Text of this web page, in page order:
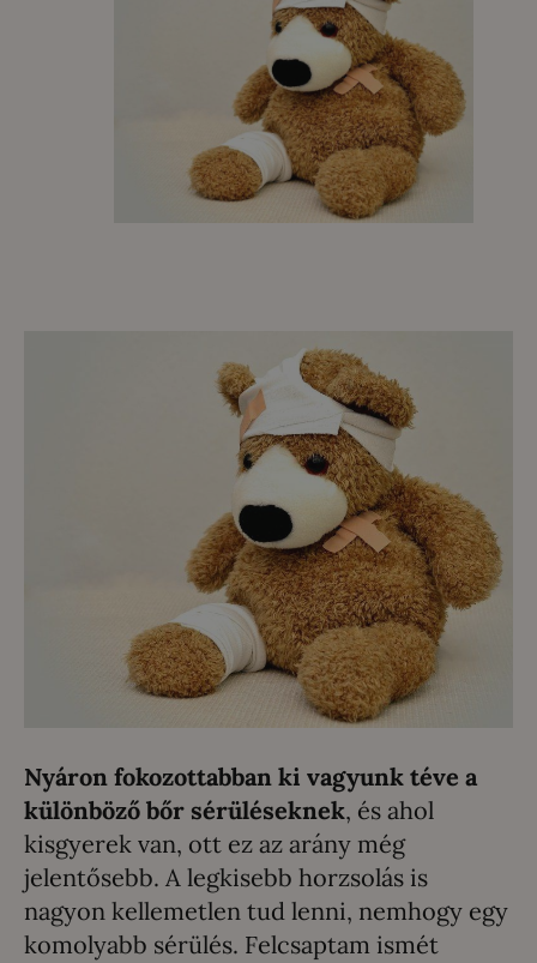
Nyáron fokozottabban ki vagyunk téve a
különböző bőr sérüléseknek, és ahol
kisgyerek van, ott ez az arány még
jelentősebb. A legkisebb horzsolás is
nagyon kellemetlen tud lenni, nemhogy egy
komolyabb sérülés. Felcsaptam ismét